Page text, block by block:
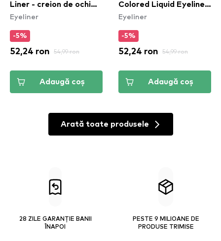
Liner - creion de ochi
White Smoke (ESL01)
Eyeliner
-5%
52,24 ron 54,99 ron
Adaugă coș
Colored Liquid Eyeliner
- Don't Pink Twice
Eyeliner
-5%
52,24 ron 54,99 ron
Adaugă coș
Arată toate produsele
28 ZILE GARANȚIE BANII
ÎNAPOI
PESTE 9 MILIOANE DE
PRODUSE TRIMISE